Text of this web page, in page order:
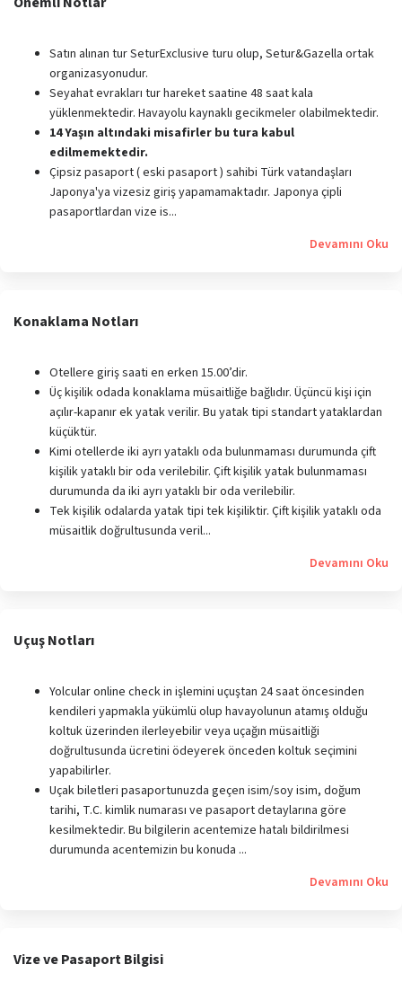
Satın alınan tur SeturExclusive turu olup, Setur&Gazella ortak
organizasyonudur.
Seyahat evrakları tur hareket saatine 48 saat kala
yüklenmektedir. Havayolu kaynaklı gecikmeler olabilmektedir.
14 Yaşın altındaki misafirler bu tura kabul
edilmemektedir.
Çipsiz pasaport ( eski pasaport ) sahibi Türk vatandaşları
Japonya'ya vizesiz giriş yapamamaktadır. Japonya çipli
pasaportlardan vize is...
Devamını Oku
Konaklama Notları
Otellere giriş saati en erken 15.00’dir.
Üç kişilik odada konaklama müsaitliğe bağlıdır. Üçüncü kişi için
açılır-kapanır ek yatak verilir. Bu yatak tipi standart yataklardan
küçüktür.
Kimi otellerde iki ayrı yataklı oda bulunmaması durumunda çift
kişilik yataklı bir oda verilebilir. Çift kişilik yatak bulunmaması
durumunda da iki ayrı yataklı bir oda verilebilir.
Tek kişilik odalarda yatak tipi tek kişiliktir. Çift kişilik yataklı oda
müsaitlik doğrultusunda veril...
Devamını Oku
Uçuş Notları
Yolcular online check in işlemini uçuştan 24 saat öncesinden
kendileri yapmakla yükümlü olup havayolunun atamış olduğu
koltuk üzerinden ilerleyebilir veya uçağın müsaitliği
doğrultusunda ücretini ödeyerek önceden koltuk seçimini
yapabilirler.
Uçak biletleri pasaportunuzda geçen isim/soy isim, doğum
tarihi, T.C. kimlik numarası ve pasaport detaylarına göre
kesilmektedir. Bu bilgilerin acentemize hatalı bildirilmesi
durumunda acentemizin bu konuda ...
Devamını Oku
Vize ve Pasaport Bilgisi